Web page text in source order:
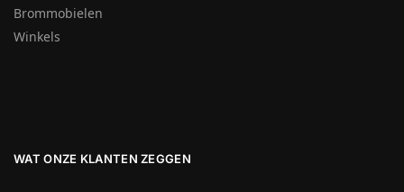
Brommobielen
Winkels
WAT ONZE KLANTEN ZEGGEN